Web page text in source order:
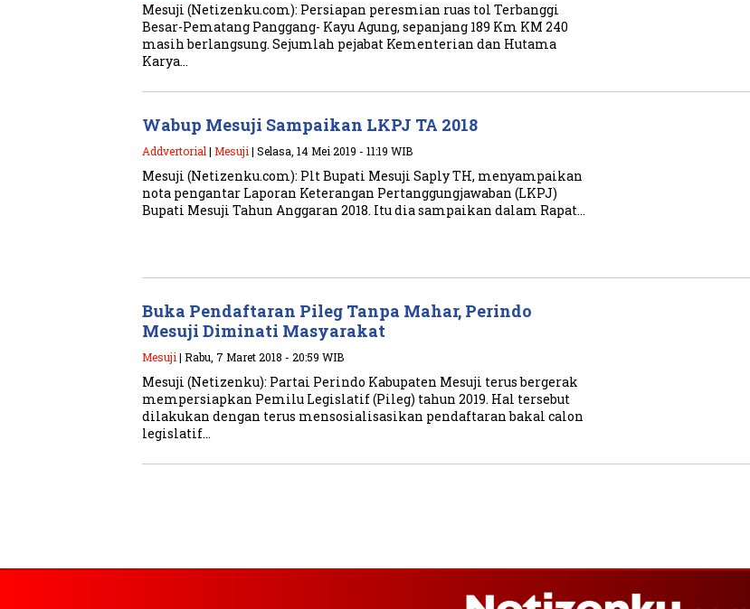
Mesuji (Netizenku.com): Persiapan peresmian ruas tol Terbanggi
Besar-Pematang Panggang- Kayu Agung, sepanjang 189 Km KM 240
masih berlangsung. Sejumlah pejabat Kementerian dan Hutama
Karya…
Wabup Mesuji Sampaikan LKPJ TA 2018
Addvertorial | Mesuji | Selasa, 14 Mei 2019 - 11:19 WIB
Mesuji (Netizenku.com): Plt Bupati Mesuji Saply TH, menyampaikan
nota pengantar Laporan Keterangan Pertanggungjawaban (LKPJ)
Bupati Mesuji Tahun Anggaran 2018. Itu dia sampaikan dalam Rapat…
Buka Pendaftaran Pileg Tanpa Mahar, Perindo
Mesuji Diminati Masyarakat
Mesuji | Rabu, 7 Maret 2018 - 20:59 WIB
Mesuji (Netizenku): Partai Perindo Kabupaten Mesuji terus bergerak
mempersiapkan Pemilu Legislatif (Pileg) tahun 2019. Hal tersebut
dilakukan dengan terus mensosialisasikan pendaftaran bakal calon
legislatif…